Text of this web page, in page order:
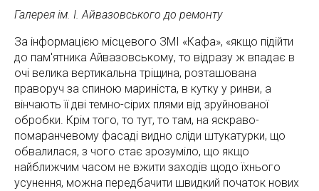
Галерея ім. І. Айвазовського до ремонту
За інформацією місцевого ЗМІ «Кафа», «якщо підійти
до пам'ятника Айвазовському, то відразу ж впадає в
очі велика вертикальна тріщина, розташована
праворуч за спиною мариніста, в кутку у ринви, а
вінчають її дві темно-сірих плями від зруйнованої
обробки. Крім того, то тут, то там, на яскраво-
помаранчевому фасаді видно сліди штукатурки, що
обвалилася, з чого стає зрозуміло, що якщо
найближчим часом не вжити заходів щодо їхнього
усунення, можна передбачити швидкий початок нових